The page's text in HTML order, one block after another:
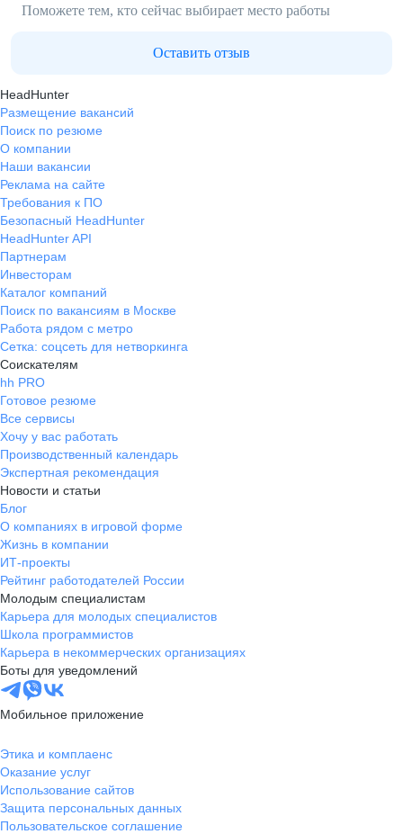
Поможете тем, кто сейчас выбирает место работы
Оставить отзыв
HeadHunter
Размещение вакансий
Поиск по резюме
О компании
Наши вакансии
Реклама на сайте
Требования к ПО
Безопасный HeadHunter
HeadHunter API
Партнерам
Инвесторам
Каталог компаний
Поиск по вакансиям в Москве
Работа рядом с метро
Сетка: соцсеть для нетворкинга
Соискателям
hh PRO
Готовое резюме
Все сервисы
Хочу у вас работать
Производственный календарь
Экспертная рекомендация
Новости и статьи
Блог
О компаниях в игровой форме
Жизнь в компании
ИТ-проекты
Рейтинг работодателей России
Молодым специалистам
Карьера для молодых специалистов
Школа программистов
Карьера в некоммерческих организациях
Боты для уведомлений
Мобильное приложение
Этика и комплаенс
Оказание услуг
Использование сайтов
Защита персональных данных
Пользовательское соглашение